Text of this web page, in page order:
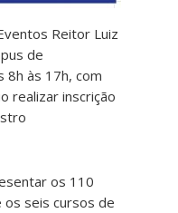
Reitor Luiz
de
8h às 17h, com
realizar inscrição
os 110
os seis cursos de